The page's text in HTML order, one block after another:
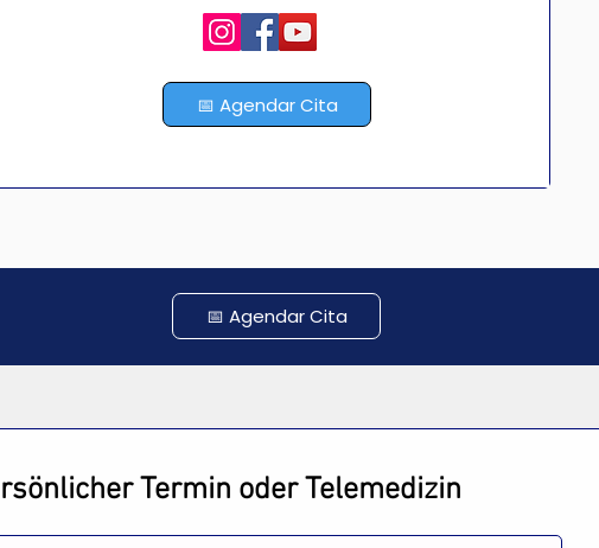
📅 Agendar Cita
📅 Agendar Cita
Termin oder Telemedizin